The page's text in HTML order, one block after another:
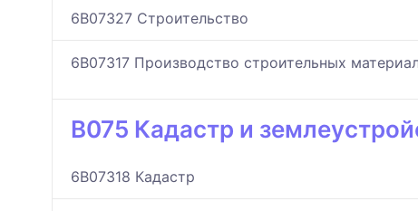
6B07327 Строительство
6B07317 Производство строительных
B075 Кадастр и
6B07318 Кадастр